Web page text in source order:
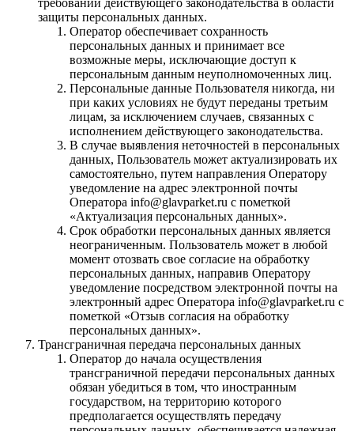
защиты персональных данных.
Оператор обеспечивает сохранность
персональных данных и принимает все
возможные меры, исключающие доступ к
персональным данным неуполномоченных лиц.
Персональные данные Пользователя никогда, ни
при каких условиях не будут переданы третьим
лицам, за исключением случаев, связанных с
исполнением действующего законодательства.
В случае выявления неточностей в персональных
данных, Пользователь может актуализировать их
самостоятельно, путем направления Оператору
уведомление на адрес электронной почты
Оператора info@glavparket.ru с пометкой
«Актуализация персональных данных».
Срок обработки персональных данных является
неограниченным. Пользователь может в любой
момент отозвать свое согласие на обработку
персональных данных, направив Оператору
уведомление посредством электронной почты на
электронный адрес Оператора info@glavparket.ru с
пометкой «Отзыв согласия на обработку
персональных данных».
Трансграничная передача персональных данных
Оператор до начала осуществления
трансграничной передачи персональных данных
обязан убедиться в том, что иностранным
государством, на территорию которого
предполагается осуществлять передачу